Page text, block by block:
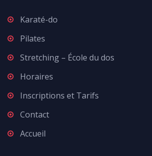
Karaté-do
Pilates
Stretching – École du dos
Horaires
Inscriptions et Tarifs
Contact
Accueil